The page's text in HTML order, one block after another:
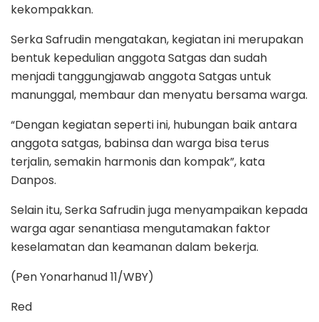
kekompakkan.
Serka Safrudin mengatakan, kegiatan ini merupakan
bentuk kepedulian anggota Satgas dan sudah
menjadi tanggungjawab anggota Satgas untuk
manunggal, membaur dan menyatu bersama warga.
“Dengan kegiatan seperti ini, hubungan baik antara
anggota satgas, babinsa dan warga bisa terus
terjalin, semakin harmonis dan kompak”, kata
Danpos.
Selain itu, Serka Safrudin juga menyampaikan kepada
warga agar senantiasa mengutamakan faktor
keselamatan dan keamanan dalam bekerja.
(Pen Yonarhanud 11/WBY)
Red